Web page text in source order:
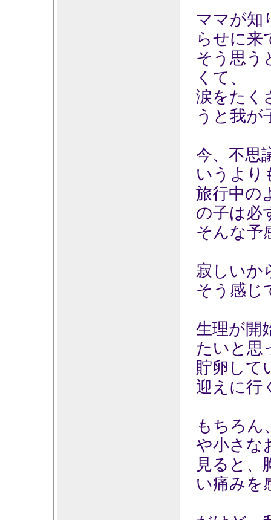
ママが知
らせに来
そう思う
くて、
涙をたく
うと我が
今、不思
いうより
旅行中の
の子は必
そんな予
寂しいか
そう感じ
生理が開
たいと思
貯卵して
迎えに行
もちろん
や小さな
見ると、
い痛みを